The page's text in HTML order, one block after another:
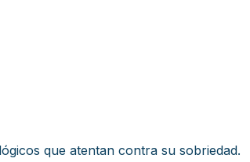
que atentan contra su sobriedad.